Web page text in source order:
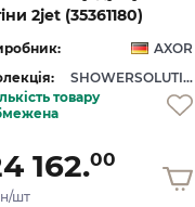
2jet (35361180)
AXOR
SHOWERSOLUTIONS
товару
162.00
шт